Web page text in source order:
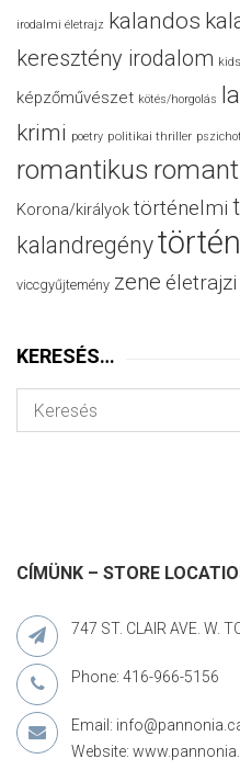
irodalmi életrajz kalandos
keresztény irodalom kids
képzőművészet kötés/horgolás
krimi poetry politikai thriller
romantikus
Korona/királyok történelmi
kalandregény
viccgyűjtemény zene életrajzi
KERESÉS…
CÍMÜNK – STORE
747 ST. CLAIR AVE. W.
Phone: 416-966-5156
Email:
Website: